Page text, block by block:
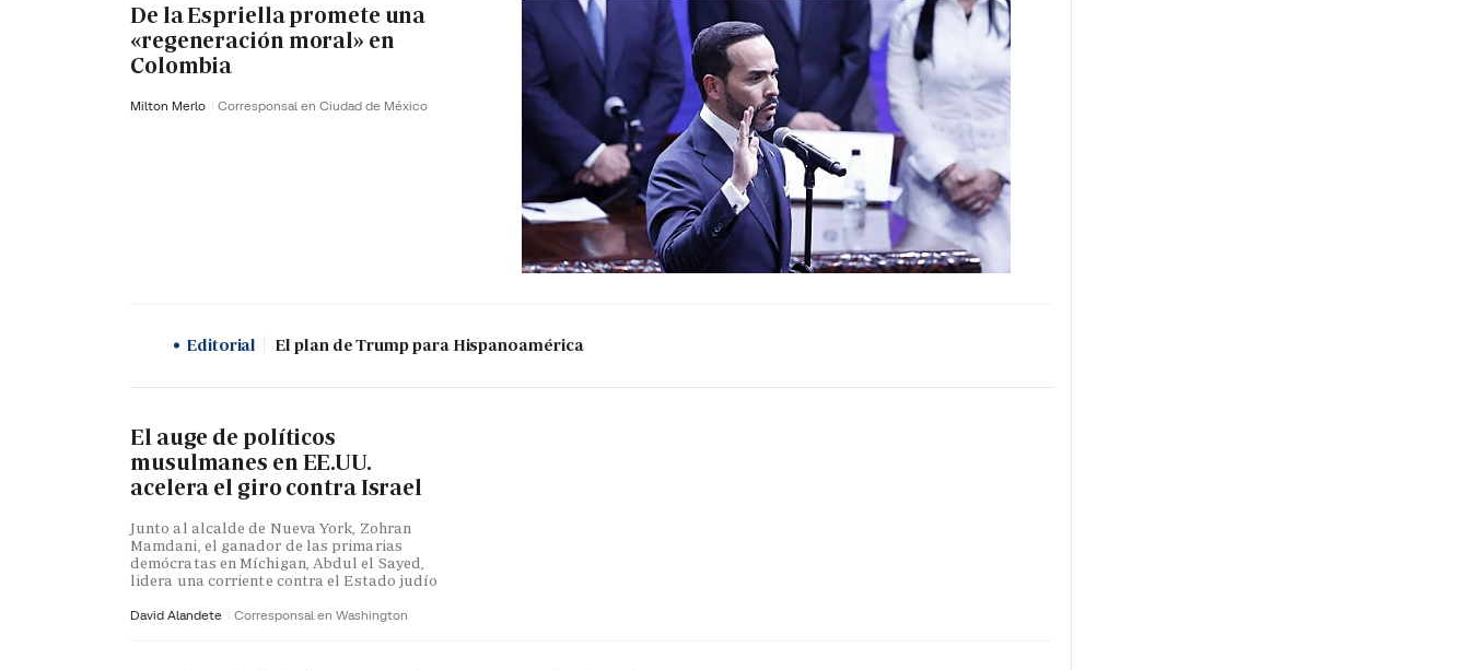
De la Espriella promete una
«regeneración moral» en
Colombia
Milton Merlo Corresponsal en Ciudad de México
Editorial El plan de Trump para Hispanoamérica
El auge de políticos
musulmanes en EE.UU.
acelera el giro contra Israel
Junto al alcalde de Nueva York, Zohran
Mamdani, el ganador de las primarias
demócratas en Míchigan, Abdul el Sayed,
lidera una corriente contra el Estado judío
David Alandete Corresponsal en Washington